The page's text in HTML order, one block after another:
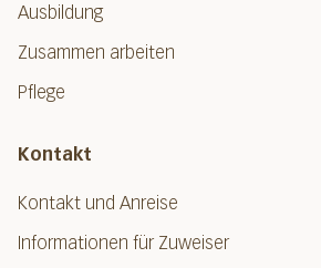
Ausbildung
Zusammen arbeiten
Pflege
Kontakt
Kontakt und Anreise
Informationen für Zuweiser